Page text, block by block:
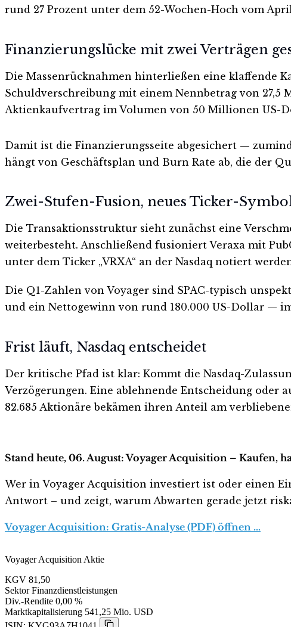
rund 27 Prozent unter dem 52-Wochen-Hoch vom
Finanzierungslücke mit zwei Verträgen
Die Massenrücknahmen hinterließen eine klaffende
Schuldverschreibung mit einem Nennbetrag von
Aktienkaufvertrag im Volumen von 50 Millionen US-
Damit ist die Finanzierungsseite abgesichert —
hängt von Geschäftsplan und Burn Rate ab, die der
Zwei-Stufen-Fusion, neues Ticker-
Die Transaktionsstruktur sieht zunächst eine
weiterbesteht. Anschließend fusioniert Veraxa mit
unter dem Ticker „VRXA“ an der Nasdaq notiert
Die Q1-Zahlen von Voyager sind SPAC-typisch
und ein Nettogewinn von rund 180.000 US-Dollar —
Frist läuft, Nasdaq entscheidet
Der kritische Pfad ist klar: Kommt die Nasdaq-
Verzögerungen. Eine ablehnende Entscheidung
82.685 Aktionäre bekämen ihren Anteil am
Stand heute, 06. August: Voyager Acquisition – Kaufen,
Wer in Voyager Acquisition investiert ist oder einen
Antwort – und zeigt, warum Abwarten gerade jetzt
Voyager Acquisition: Gratis-Analyse (PDF) öffnen …
Voyager Acquisition Aktie
KGV 81,50
Sektor Finanzdienstleistungen
Div.-Rendite 0,00 %
Marktkapitalisierung 541,25 Mio. USD